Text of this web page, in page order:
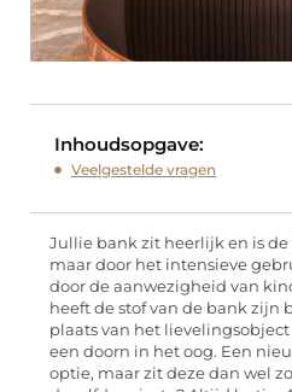
Inhoudsopgave:
Veelgestelde vragen
Jullie bank zit heerlijk en is
maar door het intensieve
door de aanwezigheid van
heeft de stof van de bank zijn
plaats van het
een doorn in het oog. Een
optie, maar zit deze dan wel